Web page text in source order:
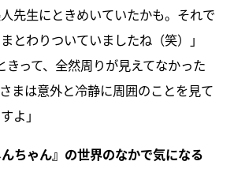
先生にときめいていたかも。それで
とわりついていましたね（笑）」
きって、全然周りが見えてなかった
まは意外と冷静に周囲のことを見て
よ」
ちゃん』の世界のなかで気になる